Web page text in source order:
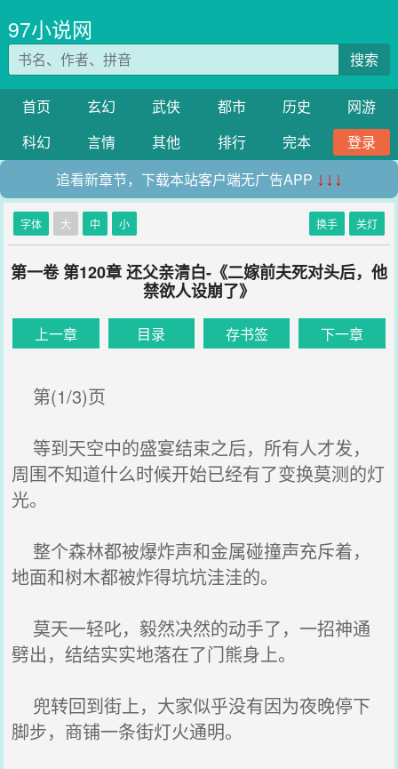
97小说网
搜索
首页 玄幻 武侠 都市 历史
网游
科幻
言情 其他 排行 完本
登录
追看新章节，下载本站客户端无广告APP ↓↓↓
字体 大 中 小 换手 关灯
第一卷 第120章 还父亲清白-《二嫁前夫死对头后，他
禁欲人设崩了》
上一章 目录 存书签 下一章
第(1/3)页
等到天空中的盛宴结束之后，所有人才发，
周围不知道什么时候开始已经有了变换莫测的灯
光。
整个森林都被爆炸声和金属碰撞声充斥着，
地面和树木都被炸得坑坑洼洼的。
莫天一轻叱，毅然决然的动手了，一招神通
劈出，结结实实地落在了门熊身上。
兜转回到街上，大家似乎没有因为夜晚停下
脚步，商铺一条街灯火通明。